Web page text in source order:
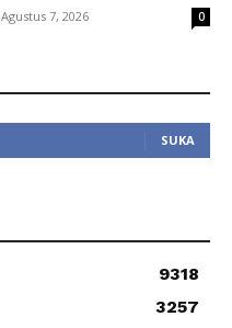
Agustus 7, 2026 0
SUKA
9318
3257